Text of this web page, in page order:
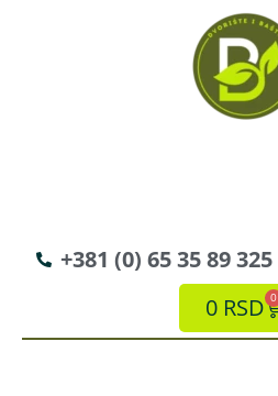
+381 (0) 65 35 89 325
0 RSD 0